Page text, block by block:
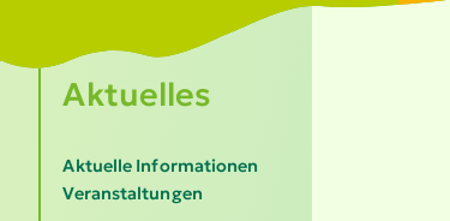
Aktuelles
Aktuelle Informationen
Veranstaltungen